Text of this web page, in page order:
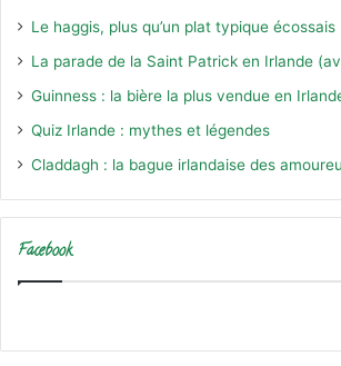
Le haggis, plus qu’un plat typique écossais
La parade de la Saint Patrick en Irlande
Guinness : la bière la plus vendue en
Quiz Irlande : mythes et légendes
Claddagh : la bague irlandaise des
Facebook